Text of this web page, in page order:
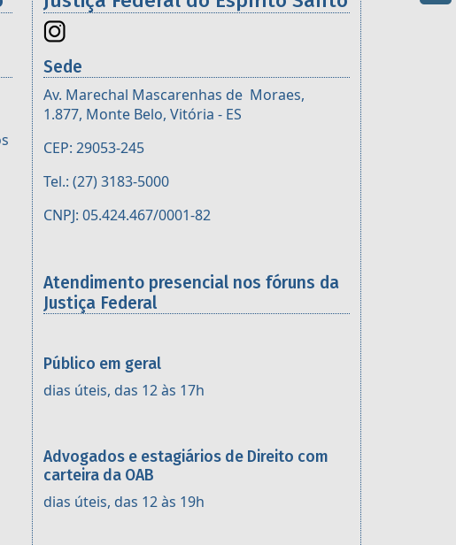
Sede
Av. Marechal Mascarenhas de Moraes,
1.877, Monte Belo, Vitória - ES
CEP: 29053-245
Tel.: (27) 3183-5000
CNPJ: 05.424.467/0001-82
Atendimento presencial nos fóruns da
Justiça Federal
Público em geral
dias úteis, das 12 às 17h
Advogados e estagiários de Direito com
carteira da OAB
dias úteis, das 12 às 19h